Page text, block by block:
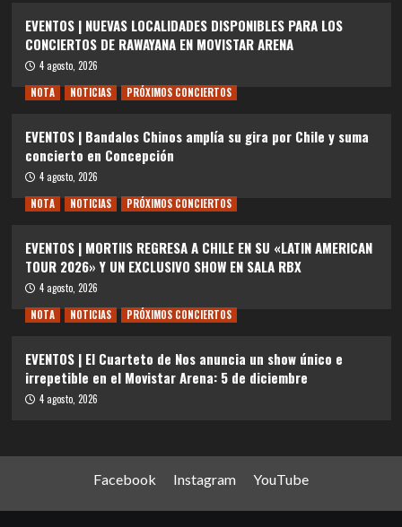
EVENTOS | NUEVAS LOCALIDADES DISPONIBLES PARA LOS
CONCIERTOS DE RAWAYANA EN MOVISTAR ARENA
4 agosto, 2026
NOTA
NOTICIAS PRÓXIMOS CONCIERTOS
EVENTOS | Bandalos Chinos amplía su gira por Chile y suma
concierto en Concepción
4 agosto, 2026
NOTA
NOTICIAS PRÓXIMOS CONCIERTOS
EVENTOS | MORTIIS REGRESA A CHILE EN SU «LATIN AMERICAN
TOUR 2026» Y UN EXCLUSIVO SHOW EN SALA RBX
4 agosto, 2026
NOTA
NOTICIAS PRÓXIMOS CONCIERTOS
EVENTOS | El Cuarteto de Nos anuncia un show único e
irrepetible en el Movistar Arena: 5 de diciembre
4 agosto, 2026
Facebook Instagram YouTube